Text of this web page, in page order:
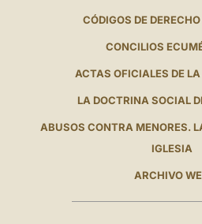
CÓDIGOS DE
CONCILIOS
ACTAS OFICIALES DE
LA DOCTRINA SOCIAL
ABUSOS CONTRA MENORES.
IGLESIA
ARCHIVO